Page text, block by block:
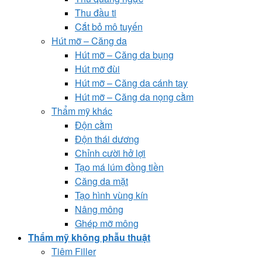
Thu đầu ti
Cắt bỏ mô tuyến
Hút mỡ – Căng da
Hút mỡ – Căng da bụng
Hút mỡ đùi
Hút mỡ – Căng da cánh tay
Hút mỡ – Căng da nọng cằm
Thẩm mỹ khác
Độn cằm
Độn thái dương
Chỉnh cười hở lợi
Tạo má lúm đồng tiền
Căng da mặt
Tạo hình vùng kín
Nâng mông
Ghép mỡ mông
Thẩm mỹ không phẫu thuật
Tiêm Filler